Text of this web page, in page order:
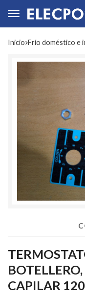
Inicio frío doméstico e
CAPILAR